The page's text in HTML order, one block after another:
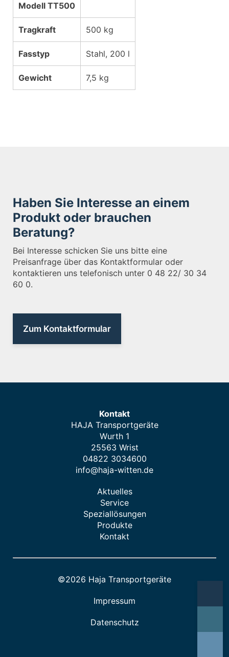
Modell TT500
Tragkraft 500 kg
Fasstyp Stahl, 200 l
Gewicht 7,5 kg
Haben Sie Interesse an einem
Produkt oder brauchen
Beratung?
Bei Interesse schicken Sie uns bitte eine
Preisanfrage über das Kontaktformular oder
kontaktieren uns telefonisch unter 0 48 22/ 30 34
60 0.
Zum Kontaktformular
Kontakt
HAJA Transportgeräte
Wurth 1
25563 Wrist
04822 3034600
info@haja-witten.de
Aktuelles
Service
Speziallösungen
Produkte
Kontakt
©2026 Haja Transportgeräte
Impressum
Datenschutz